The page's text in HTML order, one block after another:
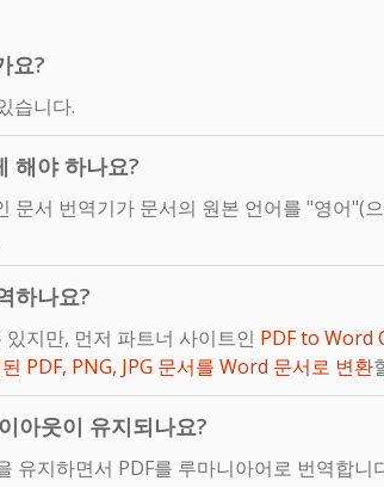
요?
습니다.
해야 하나요?
문서 번역기가 문서의 원본 언어를 "영어"(
하나요?
지만, 먼저 파트너 사이트인 PDF to Word
PDF, PNG, JPG 문서를 Word 문서로 변환
아웃이 유지되나요?
유지하면서 PDF를 루마니아어로 번역합니